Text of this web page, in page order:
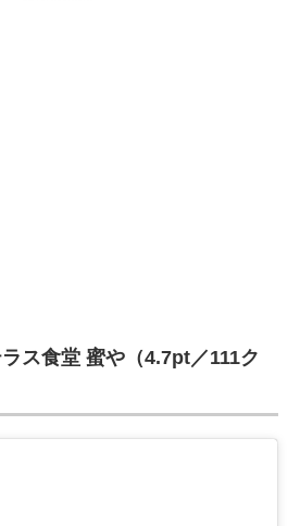
ス食堂 蜜や（4.7pt／111ク